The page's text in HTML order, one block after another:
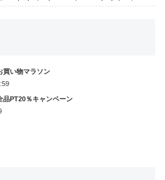
買い物マラソン
品PT20％キャンペーン